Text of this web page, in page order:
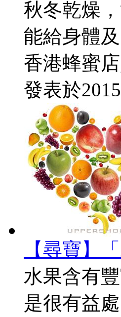
秋冬乾燥
能給身體
香港蜂蜜
發表於
【尋寶】
水果含有
是很有益